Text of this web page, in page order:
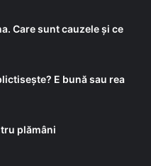
Care sunt cauzele și ce
E bună sau rea
plămâni